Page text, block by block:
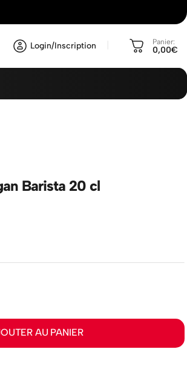
Login/Inscription Panier:
0,00€
Barista 20 cl